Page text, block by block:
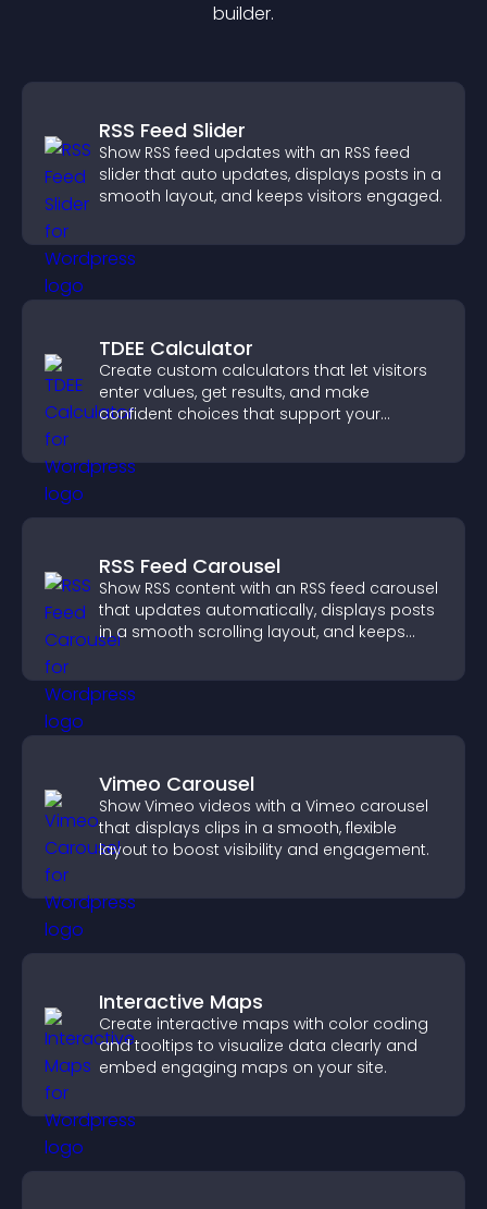
builder.
RSS Feed Slider
Show RSS feed updates with an RSS feed
slider that auto updates, displays posts in a
smooth layout, and keeps visitors engaged.
TDEE Calculator
Create custom calculators that let visitors
enter values, get results, and make
confident choices that support your
RSS Feed Carousel
Show RSS content with an RSS feed carousel
that updates automatically, displays posts
in a smooth scrolling layout, and keeps
Vimeo Carousel
Show Vimeo videos with a Vimeo carousel
that displays clips in a smooth, flexible
layout to boost visibility and engagement.
Interactive Maps
Create interactive maps with color coding
and tooltips to visualize data clearly and
embed engaging maps on your site.